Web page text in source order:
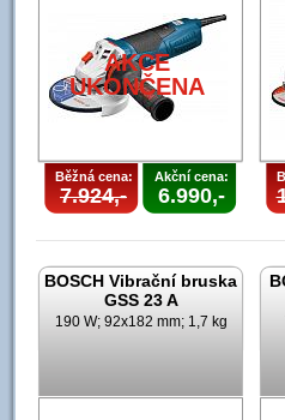
AKCE
UKONČENA
Běžná cena:
7.924,-
Akční cena:
6.990,-
BOSCH Vibrační bruska
GSS 23 A
190 W; 92x182 mm; 1,7 kg